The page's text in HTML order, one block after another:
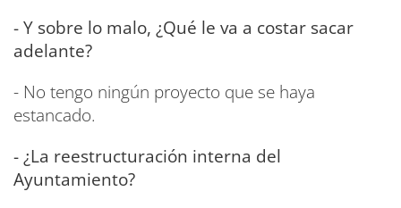
- Y sobre lo malo, ¿Qué le va a costar sacar
adelante?
- No tengo ningún proyecto que se haya
estancado.
- ¿La reestructuración interna del
Ayuntamiento?